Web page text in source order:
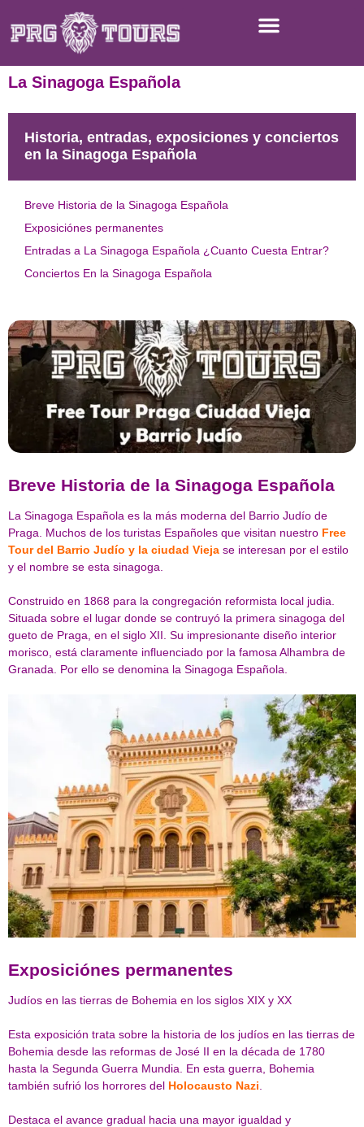
La Sinagoga Española
Historia, entradas, exposiciones y conciertos
en la Sinagoga Española
Breve Historia de la Sinagoga Española
Exposiciónes permanentes
Entradas a La Sinagoga Española ¿Cuanto Cuesta Entrar?
Conciertos En la Sinagoga Española
Breve Historia de la Sinagoga Española
La Sinagoga Española es la más moderna del Barrio Judío de
Praga. Muchos de los turistas Españoles que visitan nuestro Free
Tour del Barrio Judío y la ciudad Vieja se interesan por el estilo
y el nombre se esta sinagoga.
Construido en 1868 para la congregación reformista local judia.
Situada sobre el lugar donde se contruyó la primera sinagoga del
gueto de Praga, en el siglo XII. Su impresionante diseño interior
morisco, está claramente influenciado por la famosa Alhambra de
Granada. Por ello se denomina la Sinagoga Española.
Exposiciónes permanentes
Judíos en las tierras de Bohemia en los siglos XIX y XX
Esta exposición trata sobre la historia de los judíos en las tierras de
Bohemia desde las reformas de José II en la década de 1780
hasta la Segunda Guerra Mundia. En esta guerra, Bohemia
también sufrió los horrores del Holocausto Nazi
Destaca el avance gradual hacia una mayor igualdad y